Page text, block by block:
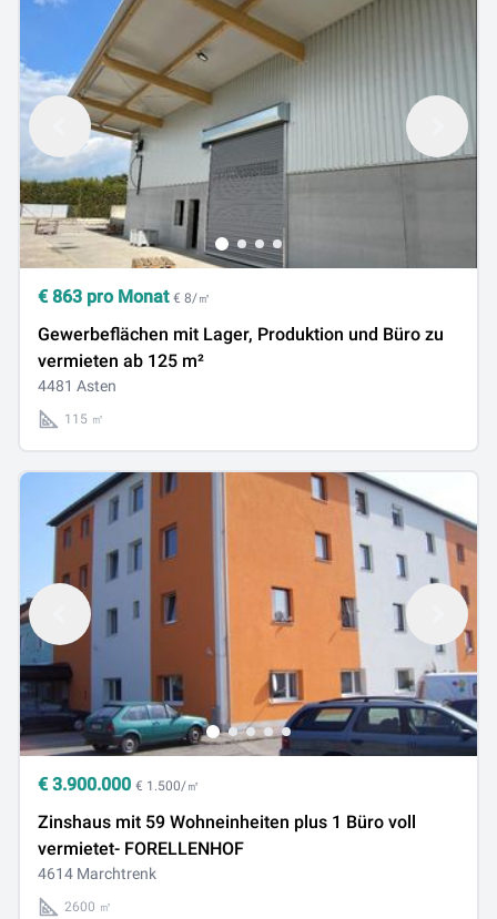
€ 863 pro Monat € 8/㎡
Gewerbeflächen mit Lager, Produktion und Büro zu
vermieten ab 125 m²
4481 Asten
115 ㎡
€ 3.900.000 € 1.500/㎡
Zinshaus mit 59 Wohneinheiten plus 1 Büro voll
vermietet- FORELLENHOF
4614 Marchtrenk
2600 ㎡